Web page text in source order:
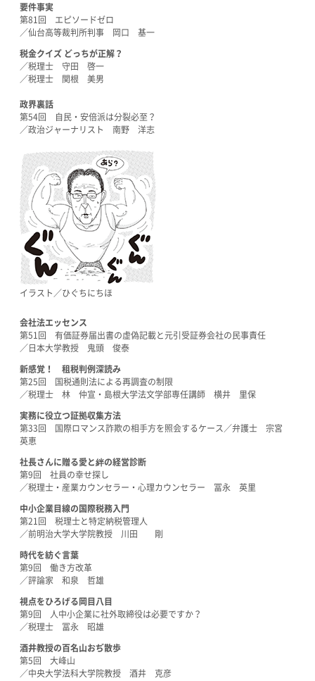
要件事実
第81回 エピソードゼロ
／仙台高等裁判所判事 岡口 基一
税金クイズ どっちが正解？
／税理士 守田 啓一
／税理士 関根 美男
政界裏話
第54回 自民・安倍派は分裂必至？
／政治ジャーナリスト 南野 洋志
イラスト／ひぐちにちほ
会社法エッセンス
第51回 有価証券届出書の虚偽記載と元引受証券会社の民事責任
／日本大学教授 鬼頭 俊泰
新感覚！ 租税判例深読み
第25回 国税通則法による再調査の制限
／税理士 林 仲宣・島根大学法文学部専任講師 横井 里保
実務に役立つ証拠収集方法
第33回 国際ロマンス詐欺の相手方を照会するケース／弁護士 宗宮
英恵
社長さんに贈る愛と絆の経営診断
第9回
社員の幸せ探し
／税理士・産業カウンセラー・心理カウンセラー 冨永 英里
中小企業目線の国際税務入門
第21回 税理士と特定納税管理人
／前明治大学大学院教授 川田 剛
時代を紡ぐ言葉
第9回
働き方改革
／評論家 和泉 哲雄
視点をひろげる岡目八目
第9回
人中小企業に社外取締役は必要ですか？
／税理士 冨永 昭雄
酒井教授の百名山おぢ散歩
第5回
大峰山
／中央大学法科大学院教授 酒井 克彦